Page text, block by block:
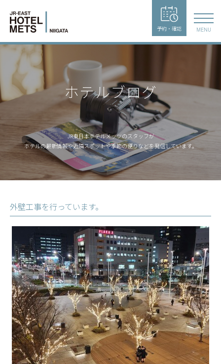
予約・確認 MENU
ホテルブログ
JR東日本ホテルメッツのスタッフが
ホテルの最新情報や近隣スポットや季節の便りなどを発信しています。
外壁工事を行っています。